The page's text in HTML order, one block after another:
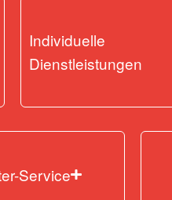
Individuelle
Dienstleistungen
Service